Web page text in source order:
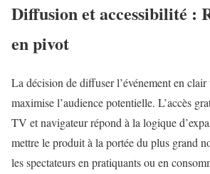
Diffusion et accessibilité :
en pivot
La décision de diffuser l’événement en
maximise l’audience potentielle. L’accès
TV et navigateur répond à la logique
mettre le produit à la portée du plus grand
les spectateurs en pratiquants ou en